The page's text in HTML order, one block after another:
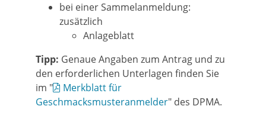
bei einer Sammelanmeldung:
zusätzlich
Anlageblatt
Tipp: Genaue Angaben zum Antrag und zu
den erforderlichen Unterlagen finden Sie
im "
Merkblatt für
Geschmacksmusteranmelder" des DPMA.